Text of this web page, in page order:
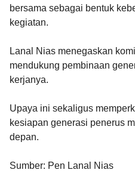
bersama sebagai bentuk
kegiatan.
Lanal Nias menegaskan
mendukung pembinaan
kerjanya.
Upaya ini sekaligus
kesiapan generasi penerus
depan.
Sumber: Pen Lanal Nias